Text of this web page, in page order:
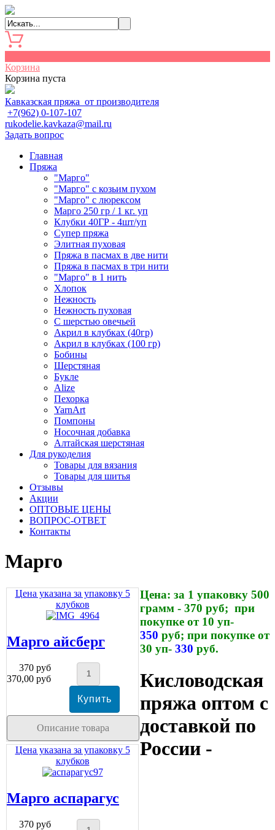
Корзина
Корзина пуста
Кавказская пряжа от производителя
+7(962) 0-107-107
rukodelie.kavkaza@mail.ru
Задать вопрос
Главная
Пряжа
"Марго"
"Марго" с козьим пухом
"Марго" с люрексом
Марго 250 гр / 1 кг. уп
Клубки 40ГР - 4шт/уп
Cупер пряжа
Элитная пуховая
Пряжа в пасмах в две нити
Пряжа в пасмах в три нити
"Марго" в 1 нить
Хлопок
Нежность
Нежность пуховая
С шерстью овечьей
Акрил в клубках (40гр)
Акрил в клубках (100 гр)
Бобины
Шерстяная
Букле
Alize
Пехорка
YarnArt
Помпоны
Носочная добавка
Алтайская шерстяная
Для рукоделия
Товары для вязания
Товары для шитья
Отзывы
Акции
ОПТОВЫЕ ЦЕНЫ
ВОПРОС-ОТВЕТ
Контакты
Марго
Цена указана за упаковку 5
клубков
Марго айсберг
370 руб
370,00 руб
Описание товара
Цена указана за упаковку 5
клубков
Марго аспарагус
370 руб
Цена: за 1 упаковку 500
грамм - 370 руб; при
покупке от 10 уп-
350 руб; при покупке от
30 уп- 330 руб.
Кисловодская
пряжа оптом с
доставкой по
России -